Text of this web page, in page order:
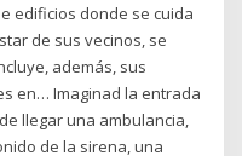
edificios donde se cuida
de sus vecinos, se
además, sus
en… Imaginad la entrada
llegar una ambulancia,
de la sirena, una